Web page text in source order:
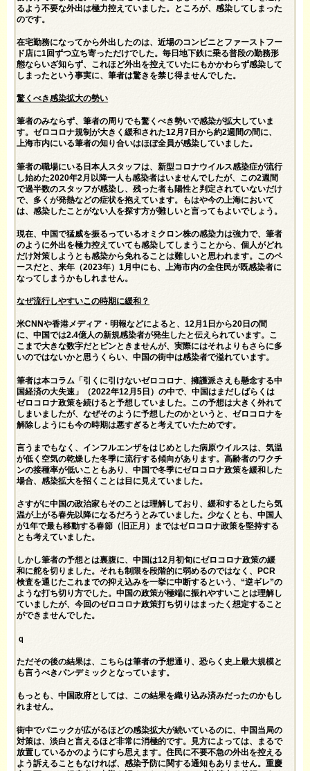
るよう不要な外出は極力控えていました。ところが、感染してしまった
のです。
在宅勤務になってから外出したのは、近場のコンビニとファーストフー
ド店に1回ずつ立ち寄っただけでした。毎日地下鉄に乗る普段の勤務形
態ならいざ知らず、これほど外出を控えていたにもかかわらず感染して
しまったという事実に、筆者は驚きを禁じ得ませんでした。
驚くべき感染拡大の勢い
筆者のみならず、筆者の周りでも驚くべき勢いで感染が拡大していま
す。ゼロコロナ規制が大きく緩和された12月7日から約2週間の間に、
上海市内にいる筆者の知り合いはほぼ全員が感染していました。
筆者の職場にいる日本人スタッフは、新型コロナウイルス感染症が流行
し始めた2020年2月以降一人も感染者はいませんでしたが、この2週間
で過半数のスタッフが感染し、残った者も陽性と判定されていないだけ
で、多くが発熱などの症状を抱えています。もはや今の上海において
は、感染したことがない人を探す方が難しいと言ってもよいでしょう。
現在、中国で猛威を振るっているオミクロン株の感染力は強力で、筆者
のように外出を極力控えていても感染してしまうことから、個人がどれ
だけ対策しようとも感染から免れることは難しいと思われます。このペ
ースだと、来年（2023年）1月中にも、上海市内の全住民が既感染者に
なってしまうかもしれません。
なぜ流行しやすいこの時期に緩和？
米CNNや香港メディア・明報などによると、12月1日から20日の間
に、中国では2.4億人の新規感染者が発生したと伝えられています。こ
こまで大きな数字だとピンときませんが、実際にはそれよりもさらに多
いのではないかと思うくらい、中国の街中は感染者で溢れています。
筆者は本コラム「 引くに引けないゼロコロナ、擁護派さえも懸念する中
国経済の大失速 」（2022年12月5日）の中で、中国はまだしばらくは
ゼロコロナ政策を続けると予想していました。この予想は大きく外れて
しまいましたが、なぜそのように予想したのかというと、ゼロコロナを
解除しようにも今の時期は悪すぎると考えていたためです。
言うまでもなく、インフルエンザをはじめとした病原ウイルスは、気温
が低く空気の乾燥した冬季に流行する傾向があります。高齢者のワクチ
ンの接種率が低いこともあり、中国で冬季にゼロコロナ政策を緩和した
場合、感染拡大を招くことは目に見えていました。
さすがに中国の政治家もそのことは理解しており、緩和するとしたら気
温が上がる春先以降になるだろうとみていました。少なくとも、中国人
が1年で最も移動する春節（旧正月）まではゼロコロナ政策を堅持する
とも考えていました。
しかし筆者の予想とは裏腹に、中国は12月初旬にゼロコロナ政策の緩
和に舵を切りました。それも制限を段階的に弱めるのではなく、PCR
検査を通じたこれまでの抑え込みを一挙に中断するという、“逆ギレ”の
ような打ち切り方でした。中国の政策が極端に振れやすいことは理解し
ていましたが、今回のゼロコロナ政策打ち切りはまったく想定すること
ができませんでした。
ｑ
ただその後の結果は、こちらは筆者の予想通り、恐らく史上最大規模と
も言うべきパンデミックとなっています。
もっとも、中国政府としては、この結果を織り込み済みだったのかもし
れません。
街中でパニックが広がるほどの感染拡大が続いているのに、中国当局の
対策は、淡白と言えるほど非常に消極的です。見方によっては、まるで
放置しているかのようにすら思えます。住民に不要不急の外出を控える
よう訴えることもなければ、感染予防に関する通知もありません。重慶